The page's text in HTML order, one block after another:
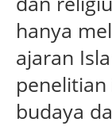
hanya
ajaran
budaya